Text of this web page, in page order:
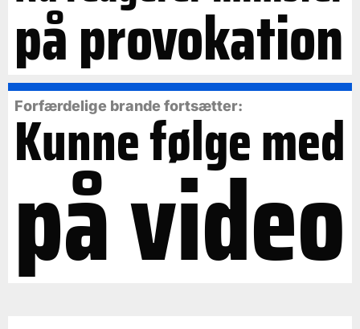
på provokation
Forfærdelige brande fortsætter:
Kunne følge med
på video